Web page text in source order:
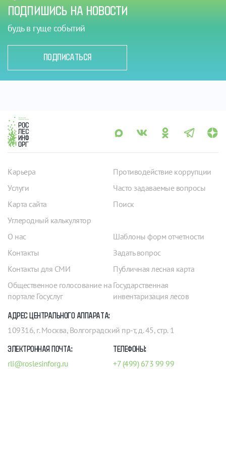
ПОДПИШИСЬ НА НОВОСТИ
будь в гуще событий
ПОДПИСАТЬСЯ
Карьера
Услуги
Карта сайта
Углеродный калькулятор
Противодействие коррупции
Часто задаваемые вопросы
Поиск
О нас
Контакты
Контакты для СМИ
Общественное голосование на
портале Госуслуг
Шаблоны форм отчетности
Задать вопрос
Публичная лесная карта
Государственная
инвентаризация лесов
АДРЕС ЦЕНТРАЛЬНОГО АППАРАТА:
109316, г. Москва, Волгоградский пр-т, д. 45, стр. 1
ЭЛЕКТРОННАЯ ПОЧТА:
rli@roslesinforg.ru
ТЕЛЕФОНЫ:
+7 (499) 673 99 99